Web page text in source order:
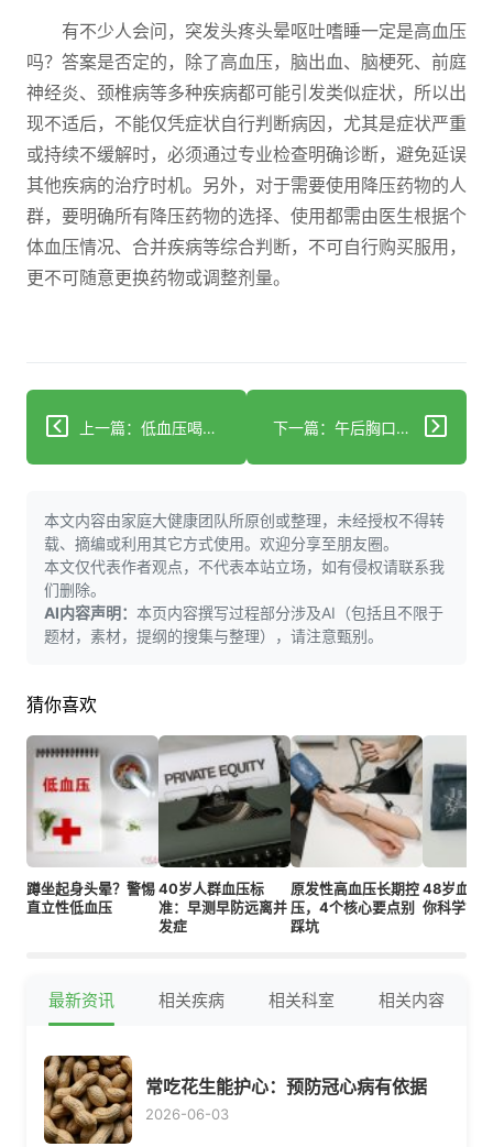
有不少人会问，突发头疼头晕呕吐嗜睡一定是高血压
吗？答案是否定的，除了高血压，脑出血、脑梗死、前庭
神经炎、颈椎病等多种疾病都可能引发类似症状，所以出
现不适后，不能仅凭症状自行判断病因，尤其是症状严重
或持续不缓解时，必须通过专业检查明确诊断，避免延误
其他疾病的治疗时机。另外，对于需要使用降压药物的人
群，要明确所有降压药物的选择、使用都需由医生根据个
体血压情况、合并疾病等综合判断，不可自行购买服用，
更不可随意更换药物或调整剂量。
上一篇：低血压喝生脉饮多久见效？科学解析来了 下一篇：午后胸口闷？警惕心肌缺血的3种诱因
本文内容由家庭大健康团队所原创或整理，未经授权不得转
载、摘编或利用其它方式使用。欢迎分享至朋友圈。
本文仅代表作者观点，不代表本站立场，如有侵权请联系我
们删除。
AI内容声明： 本页内容撰写过程部分涉及AI（包括且不限于
题材，素材，提纲的搜集与整理），请注意甄别。
猜你喜欢
蹲坐起身头晕？警惕
直立性低血压
40岁人群血压标
准：早测早防远离并
发症
原发性高血压长期控
压，4个核心要点别
踩坑
48岁血压
你科学管
最新资讯 相关疾病 相关科室 相关内容
常吃花生能护心：预防冠心病有依据
2026-06-03